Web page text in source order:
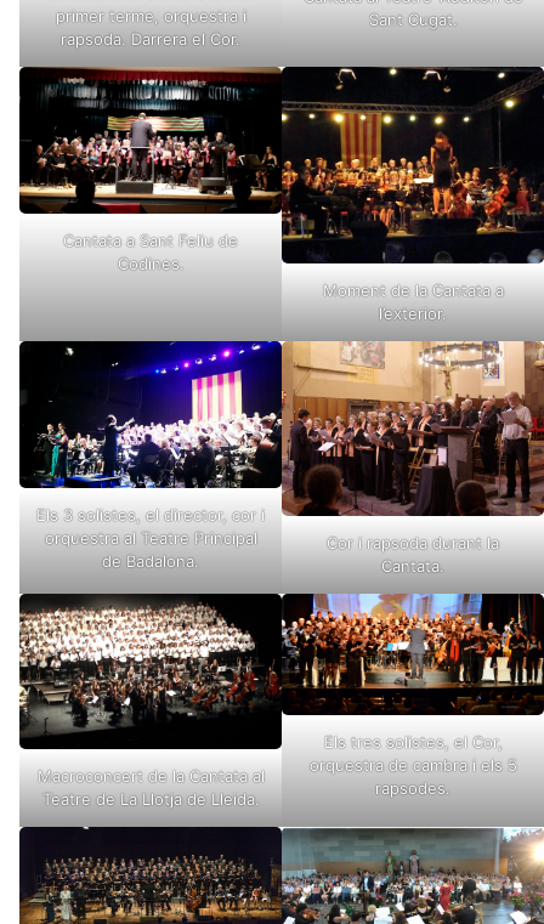
primer terme, orquestra i
rapsoda. Darrera el Cor.
Sant Cugat.
Cantata a Sant Feliu de
Codines.
Moment de la Cantata a
l’exterior.
Els 3 solistes, el director, cor i
orquestra al Teatre Principal
de Badalona.
Cor i rapsoda durant la
Cantata.
Macroconcert de la Cantata al
Teatre de La Llotja de Lleida.
Els tres solistes, el Cor,
orquestra de cambra i els 5
rapsodes.